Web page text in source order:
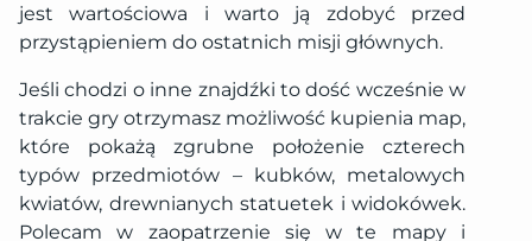
jest wartościowa i warto ją zdobyć przed
przystąpieniem do ostatnich misji głównych.
Jeśli chodzi o inne znajdźki to dość wcześnie w
trakcie gry otrzymasz możliwość kupienia map,
które pokażą zgrubne położenie czterech
typów przedmiotów – kubków, metalowych
kwiatów, drewnianych statuetek i widokówek.
Polecam w zaopatrzenie się w te mapy i